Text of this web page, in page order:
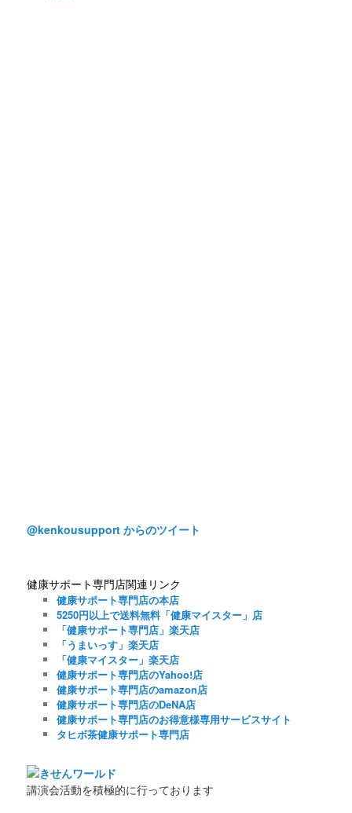
@kenkousupport からのツイート
健康サポート専門店関連リンク
健康サポート専門店の本店
5250円以上で送料無料「健康マイスター」店
「健康サポート専門店」楽天店
「うまいっす」楽天店
「健康マイスター」楽天店
健康サポート専門店のYahoo!店
健康サポート専門店のamazon店
健康サポート専門店のDeNA店
健康サポート専門店のお得意様専用サービスサイト
タヒボ茶健康サポート専門店
講演会活動を積極的に行っております